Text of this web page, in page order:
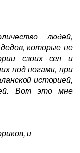
людей,
которые не
своих сел и
под ногами, при
историей,
Вот это мне
и